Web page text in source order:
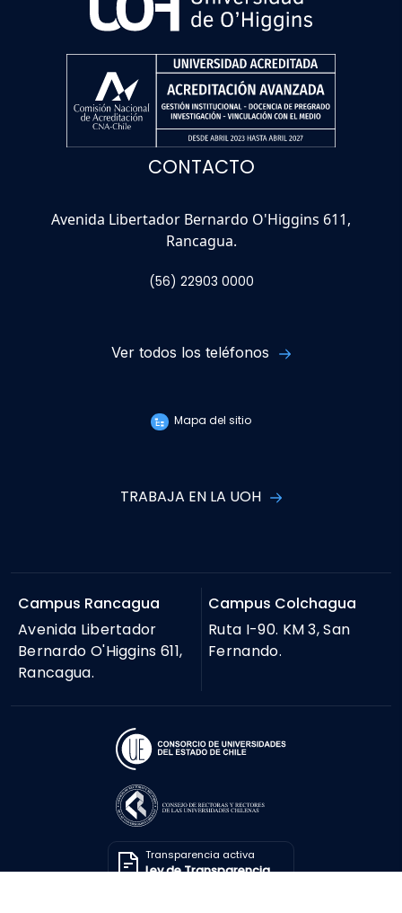
CONTACTO
Avenida Libertador Bernardo O'Higgins 611,
Rancagua.
(56) 22903 0000
Ver todos los teléfonos
Mapa del sitio
TRABAJA EN LA UOH
Campus Rancagua
Avenida Libertador
Bernardo O'Higgins 611,
Rancagua.
Campus Colchagua
Ruta I-90. KM 3, San
Fernando.
Transparencia activa
Ley de Transparencia